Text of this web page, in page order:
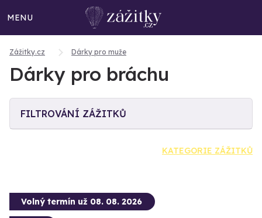
MENU
Zážitky.cz Dárky pro muže
Dárky pro bráchu
FILTROVÁNÍ ZÁŽITKŮ
KATEGORIE ZÁŽITKŮ
Volný termín už 08. 08. 2026